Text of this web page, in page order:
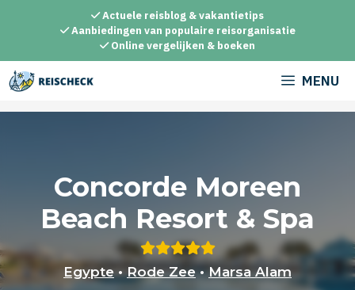
inhoud
Actuele reisblog & vakantietips
Aanbiedingen van populaire reisorganisatie
Online vergelijken & boeken
MENU
Concorde Moreen
Beach Resort & Spa
Egypte • Rode Zee •Marsa Alam